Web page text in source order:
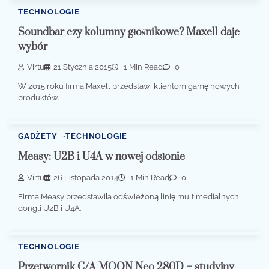
TECHNOLOGIE
Soundbar czy kolumny głośnikowe? Maxell daje
wybór
Virtu 21 Stycznia 2015 1 Min Read 0
W 2015 roku firma Maxell przedstawi klientom gamę nowych
produktów.
GADŻETY TECHNOLOGIE
Measy: U2B i U4A w nowej odsłonie
Virtu 26 Listopada 2014 1 Min Read 0
Firma Measy przedstawiła odświeżoną linię multimedialnych
dongli U2B i U4A.
TECHNOLOGIE